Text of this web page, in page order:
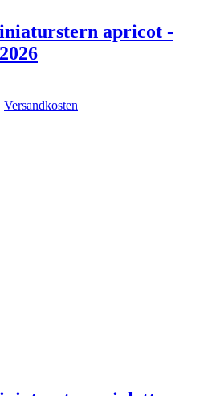
apricot -
Versandkosten